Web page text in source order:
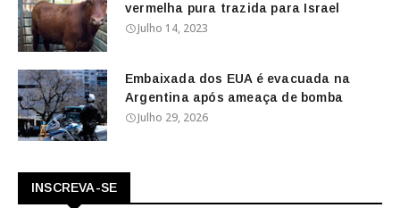
vermelha pura trazida para Israel
Julho 14, 2023
Embaixada dos EUA é evacuada na
Argentina após ameaça de bomba
Julho 29, 2026
INSCREVA-SE